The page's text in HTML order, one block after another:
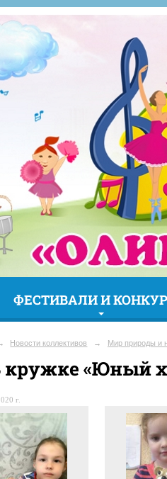
ФЕСТИВАЛИ И
Новости коллективов → Мир природы и
кружке «Юный
г.